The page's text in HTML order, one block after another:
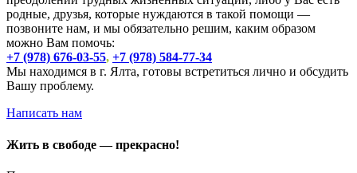
родные, друзья, которые нуждаются в такой помощи —
позвоните нам, и мы обязательно решим, каким образом
можно Вам помочь:
+7 (978) 676-03-55, +7 (978) 584-77-34
Мы находимся в г. Ялта, готовы встретиться лично и обсудить
Вашу проблему.
Написать нам
Жить в свободе — прекрасно!